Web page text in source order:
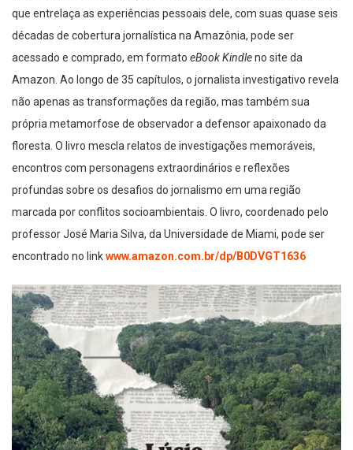
que entrelaça as experiências pessoais dele, com suas quase seis
décadas de cobertura jornalística na Amazônia, pode ser
acessado e comprado, em formato eBook Kindleno site da
Amazon. Ao longo de 35 capítulos, o jornalista investigativo revela
não apenas as transformações da região, mas também sua
própria metamorfose de observador a defensor apaixonado da
floresta. O livro mescla relatos de investigações memoráveis,
encontros com personagens extraordinários e reflexões
profundas sobre os desafios do jornalismo em uma região
marcada por conflitos socioambientais. O livro, coordenado pelo
professor José Maria Silva, da Universidade de Miami, pode ser
encontrado no linkwww.amazon.com.br/dp/B0DVGT1636